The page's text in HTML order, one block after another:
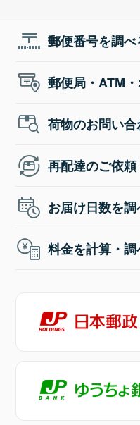
郵便番号を調べ
郵便局・ATM
荷物のお問い
再配達のご依頼
お届け日数を調
料金を計算・調